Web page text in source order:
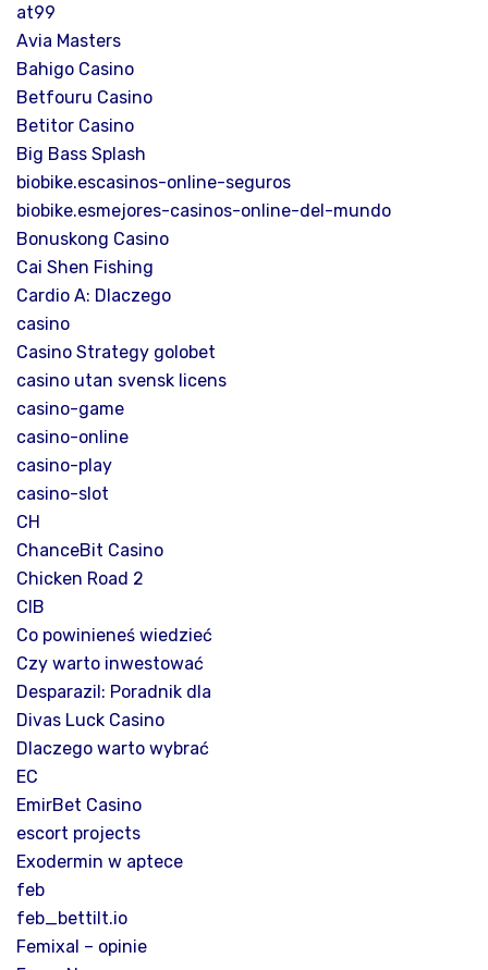
at99
Avia Masters
Bahigo Casino
Betfouru Casino
Betitor Casino
Big Bass Splash
biobike.escasinos-online-seguros
biobike.esmejores-casinos-online-del-mundo
Bonuskong Casino
Cai Shen Fishing
Cardio A: Dlaczego
casino
Casino Strategy golobet
casino utan svensk licens
casino-game
casino-online
casino-play
casino-slot
CH
ChanceBit Casino
Chicken Road 2
CIB
Co powinieneś wiedzieć
Czy warto inwestować
Desparazil: Poradnik dla
Divas Luck Casino
Dlaczego warto wybrać
EC
EmirBet Casino
escort projects
Exodermin w aptece
feb
feb_bettilt.io
Femixal – opinie